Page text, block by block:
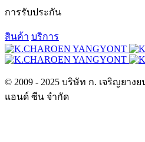
การรับประกัน
สินค้า บริการ
© 2009 - 2025 บริษัท ก. เจริญยาง
แอนด์ ซีน จำกัด